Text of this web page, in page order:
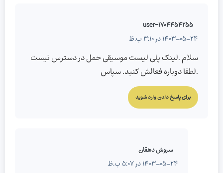
user-1704454255
1403-05-24 در 3:10 ب.ظ
سلام .لینک پلی لیست موسیقی حمل در دسترس نیست
.لطفا دوباره فعالش کنید. سپاس
برای پاسخ دادن وارد شوید
سروش دهقان
1403-05-24 در 5:07 ب.ظ